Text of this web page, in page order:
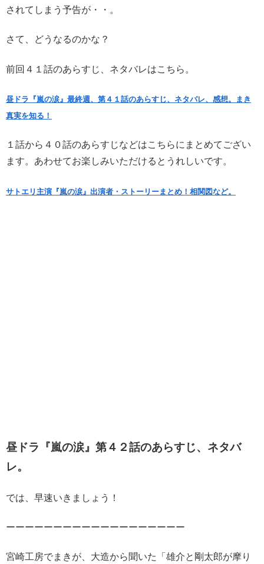
されてしまう予告が・・。
さて、どうなるのかな？
前回４１話のあらすじ、ネタバレはこちら。
昼ドラ『嵐の涙』最終週、第４１話のあらすじ、ネタバレ、感想。まき
真実を知る！
１話から４０話のあらすじなどはこちらにまとめてござい
ます。あわせてお楽しみいただけるとうれしいです。
サトエリ主演『嵐の涙』出演者・ストーリーまとめ！相関図など。
昼ドラ『嵐の涙』第４２話のあらすじ、ネタバ
レ。
では、早速いきましょう！
ーーーーーーーーーーーーーーーーーーー
宮崎工房でまきが、大造から聞いた「雄介と剛太郎が摩り